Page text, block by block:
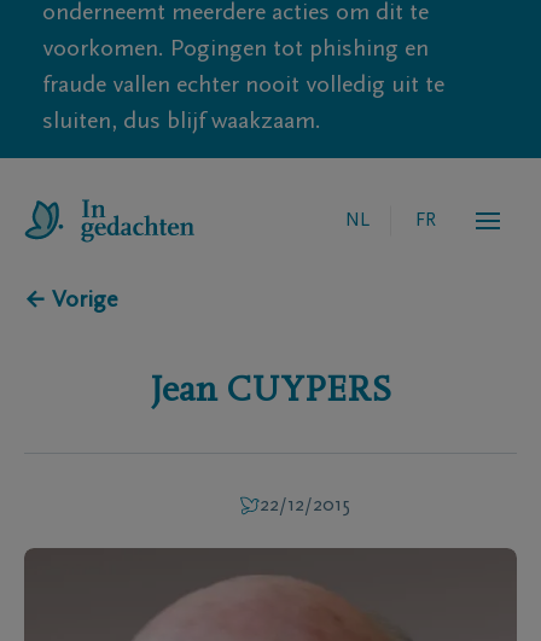
onderneemt meerdere acties om dit te
voorkomen. Pogingen tot phishing en
fraude vallen echter nooit volledig uit te
sluiten, dus blijf waakzaam.
NL FR
← Vorige
Jean CUYPERS
22/12/2015